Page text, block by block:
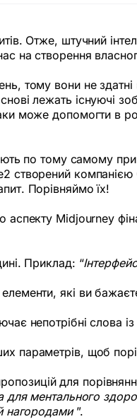
Отже, штучний
на створення
тому вони не
лежать
може допомогти в
по тому самому
компанією
Порівняймо їх!
Midjourney
Приклад: “
які ви
непотрібні
параметрів, щоб
для
для ментального
нагородами”.